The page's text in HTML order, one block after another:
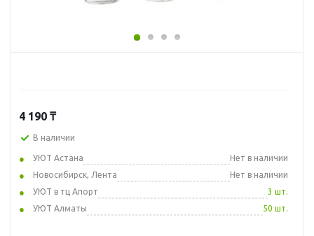
4 190 ₸
В наличии
УЮТ Астана
Нет в наличии
Новосибирск, Лента
Нет в наличии
УЮТ в тц Апорт
3 шт.
УЮТ Алматы
50 шт.